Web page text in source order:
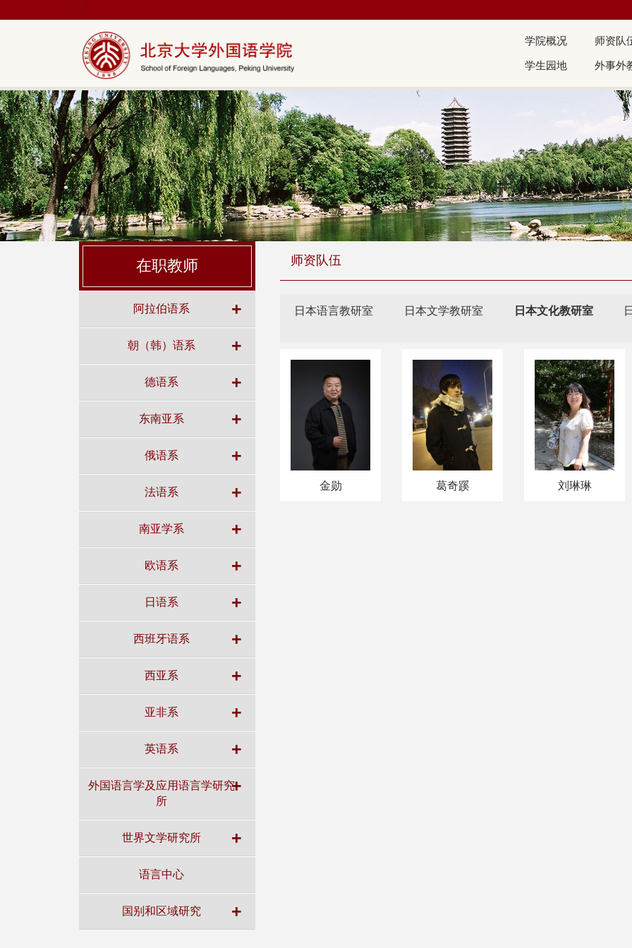
|
学院概况 师资队
学生园地 外事外
在职教师
阿拉伯语系 +
朝（韩）语系 +
德语系 +
东南亚系 +
俄语系 +
法语系 +
南亚学系 +
欧语系 +
日语系 +
西班牙语系 +
西亚系 +
亚非系 +
英语系 +
外国语言学及应用语言学研究
所
+
世界文学研究所 +
语言中心
国别和区域研究 +
师资队伍
日本语言教研室 日本文学教研室 日本文化教研室
金勋 葛奇蹊 刘琳琳